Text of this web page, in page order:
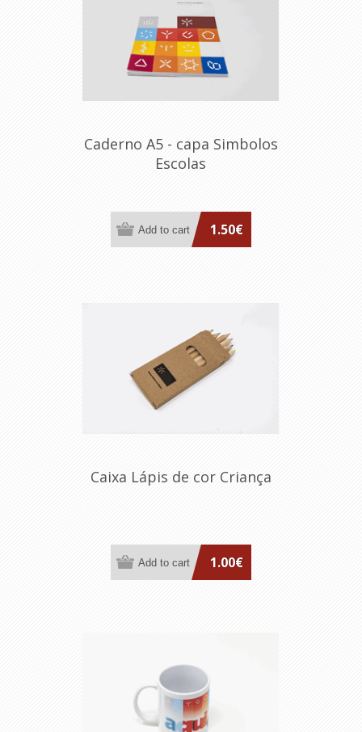
Caderno A5 - capa Simbolos
Escolas
1.50€
Caixa Lápis de cor Criança
1.00€